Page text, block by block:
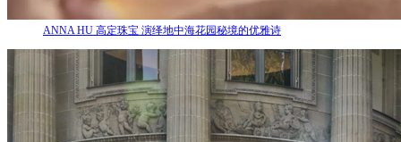
ANNA HU 高定珠宝 演绎地中海花园秘境的优雅诗